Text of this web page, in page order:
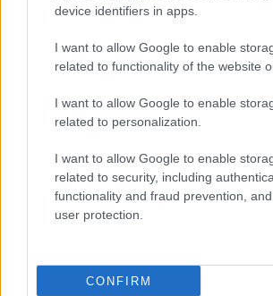
device identifiers in apps.
I want to allow Google to enable
related to functionality of the website
I want to allow Google to enable
related to personalization.
I want to allow Google to enable
related to security, including
functionality and fraud prevention,
user protection.
CONFIRM
Invia un Comunicato Stampa|
Vuoi rimanere sempre
Iscriviti alla newsletter di Gallura Oggi e
email periodiche contenenti le ultime
sul sito web!
Indirizzo email*